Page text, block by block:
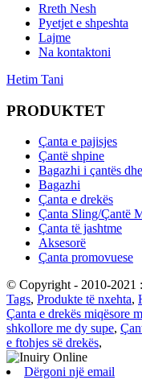
Rreth Nesh
Pyetjet e shpeshta
Lajme
Na kontaktoni
Hetim Tani
PRODUKTET
Çanta e pajisjes
Çantë shpine
Bagazhi i çantës
Bagazhi
Çanta e drekës
Çanta Sling/Çantë
Çanta të jashtme
Aksesorë
Çanta promovuese
© Copyright - 2010-2021
Tags, Produkte të nxehta,
Çanta e drekës miqësore
shkollore me dy supe,
e ftohjes së drekës,
Dërgoni një email